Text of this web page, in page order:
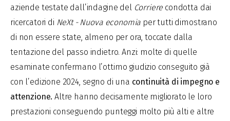
aziende testate dall’indagine del Corriere condotta dai
ricercatori di NeXt - Nuova economia per tutti dimostrano
di non essere state, almeno per ora, toccate dalla
tentazione del passo indietro. Anzi: molte di quelle
esaminate confermano l’ottimo giudizio conseguito già
con l’edizione 2024, segno di una continuità di impegno e
attenzione. Altre hanno decisamente migliorato le loro
prestazioni conseguendo punteggi molto più alti e altre